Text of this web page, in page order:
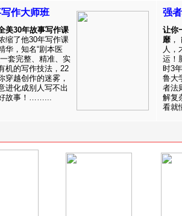
作大师班
美30年故事写作课
缩了他30年写作课
华，知名“剧本医
套完整、精准、实
机的写作技法，22
穿越创作的迷雾，
进化成别人写不出
故事！……...
强
让你
靡
人，
运！
时3
鲁大
者法
解复
看就